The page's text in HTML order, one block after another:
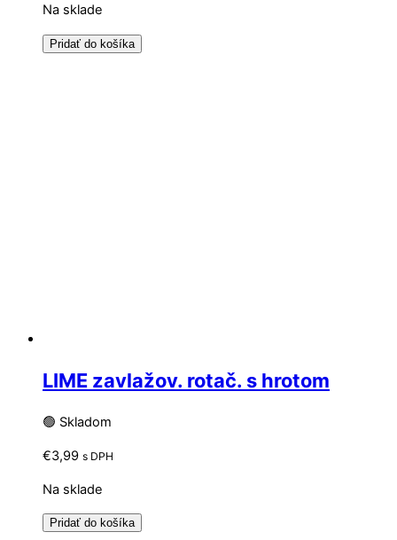
Na sklade
Pridať do košíka
LIME zavlažov. rotač. s hrotom
🟢 Skladom
€3,99 s DPH
Na sklade
Pridať do košíka